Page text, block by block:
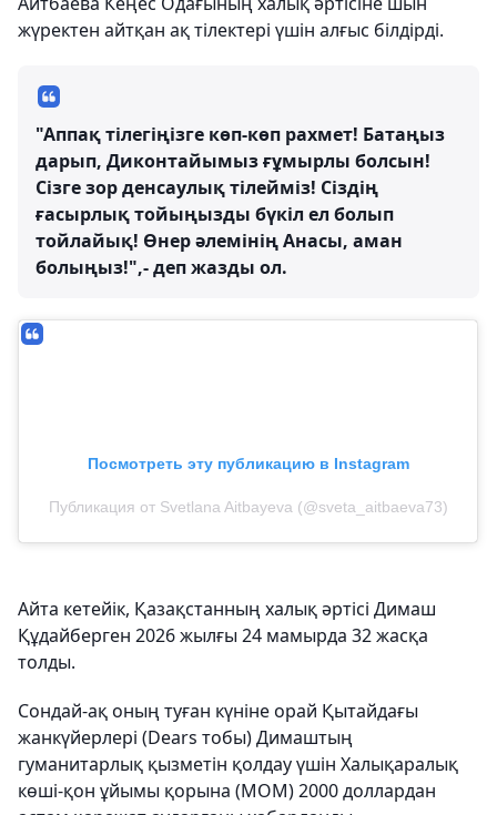
жүректен айтқан ақ тілектері үшін алғыс білдірді.
"Аппақ тілегіңізге көп-көп рахмет! Батаңыз
дарып, Диконтайымыз ғұмырлы болсын!
Сізге зор денсаулық тілейміз! Сіздің
ғасырлық тойыңызды бүкіл ел болып
тойлайық! Өнер әлемінің Анасы, аман
болыңыз!",- деп жазды ол.
Посмотреть эту публикацию в Instagram
Публикация от Svetlana Aitbayeva (@sveta_aitbaeva73)
Айта кетейік, Қазақстанның халық әртісі Димаш
Құдайберген 2026 жылғы 24 мамырда 32 жасқа
толды.
Сондай-ақ оның туған күніне орай Қытайдағы
жанкүйерлері (Dears тобы) Димаштың
гуманитарлық қызметін қолдау үшін Халықаралық
көші-қон ұйымы қорына (МОМ) 2000 доллардан